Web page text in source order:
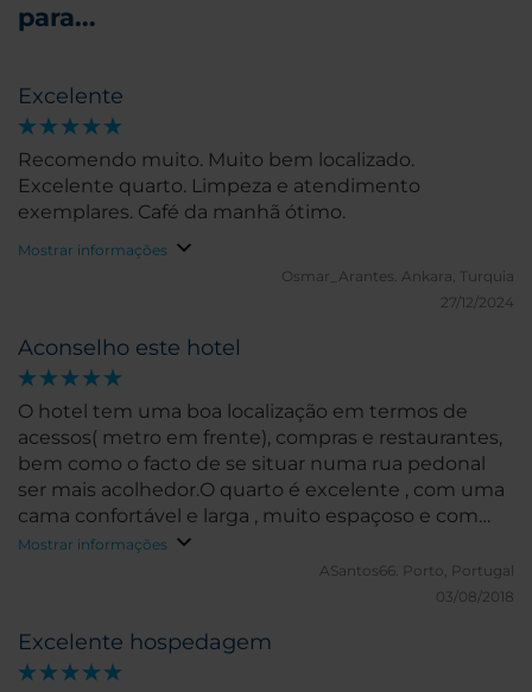
para...
Excelente
Recomendo muito. Muito bem localizado.
Excelente quarto. Limpeza e atendimento
exemplares. Café da manhã ótimo.
Mostrar informações
Osmar_Arantes. Ankara, Turquia
27/12/2024
Aconselho este hotel
O hotel tem uma boa localização em termos de
acessos( metro em frente), compras e restaurantes,
bem como o facto de se situar numa rua pedonal
ser mais acolhedor.O quarto é excelente , com uma
cama confortável e larga , muito espaçoso e com
um sofá-cama.
Mostrar informações
ASantos66.
Porto, Portugal
03/08/2018
Excelente hospedagem